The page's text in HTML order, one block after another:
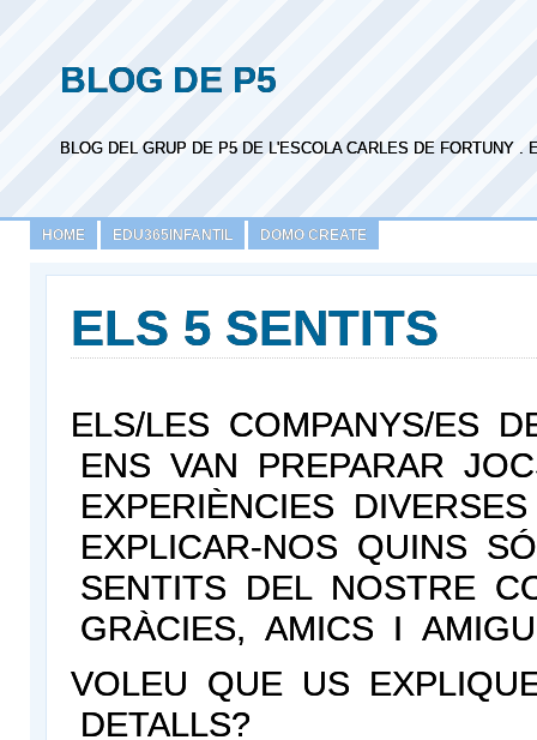
BLOG DE P5
BLOG DEL GRUP DE P5 DE L'ESCOLA CARLES DE FORTUNY .
HOME EDU365INFANTIL DOMO CREATE
ELS 5 SENTITS
ELS/LES COMPANYS/ES
ENS VAN PREPARAR
EXPERIÈNCIES
EXPLICAR-NOS QUINS
SENTITS DEL NOSTRE
GRÀCIES, AMICS I
VOLEU QUE US
DETALLS?